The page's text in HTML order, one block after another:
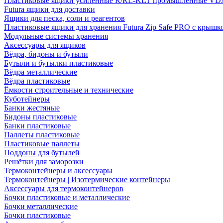
Futura ящики для доставки
Ящики для песка, соли и реагентов
Пластиковые ящики для хранения Futura Zip Safe PRO с
Модульные системы хранения
Аксессуары для ящиков
Вёдра, бидоны и бутыли
Бутыли и бутылки пластиковые
Вёдра металлические
Вёдра пластиковые
Ёмкости строительные и технические
Куботейнеры
Банки жестяные
Бидоны пластиковые
Банки пластиковые
Паллеты пластиковые
Пластиковые паллеты
Поддоны для бутылей
Решётки для заморозки
Термоконтейнеры и аксессуары
Термоконтейнеры | Изотермические контейнеры
Аксессуары для термоконтейнеров
Бочки пластиковые и металлические
Бочки металлические
Бочки пластиковые